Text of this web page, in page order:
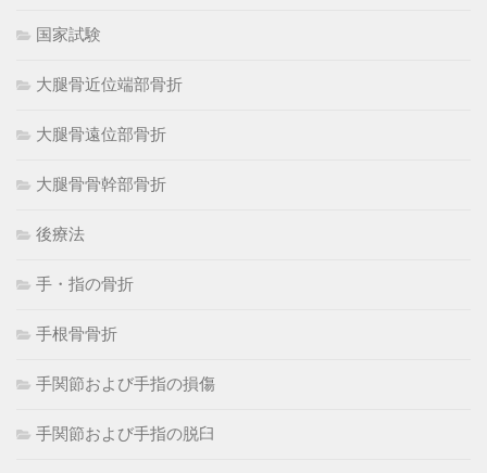
国家試験
大腿骨近位端部骨折
大腿骨遠位部骨折
大腿骨骨幹部骨折
後療法
手・指の骨折
手根骨骨折
手関節および手指の損傷
手関節および手指の脱臼